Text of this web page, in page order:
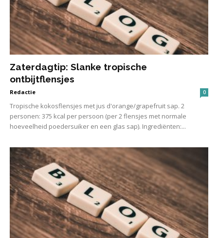
Zaterdagtip: Slanke tropische
ontbijtflensjes
Redactie 0
Tropische kokosflensjes met jus d'orange/grapefruit sap. 2
personen: 375 kcal per persoon (per 2 flensjes met normale
hoeveelheid poedersuiker en een glas sap). Ingrediënten:...